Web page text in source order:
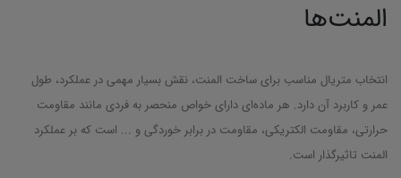
المنت‌ها
انتخاب متریال مناسب برای ساخت المنت، نقش بسیار مهمی در عملکرد، طول
عمر و کاربرد آن دارد. هر ماده‌ای دارای خواص منحصر به فردی مانند مقاومت
حرارتی، مقاومت الکتریکی، مقاومت در برابر خوردگی و ... است که بر عملکرد
المنت تاثیرگذار است.